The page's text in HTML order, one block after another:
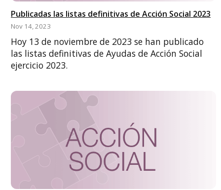
Publicadas las listas definitivas de Acción Social 2023
Nov 14, 2023
Hoy 13 de noviembre de 2023 se han publicado
las listas definitivas de Ayudas de Acción Social
ejercicio 2023.